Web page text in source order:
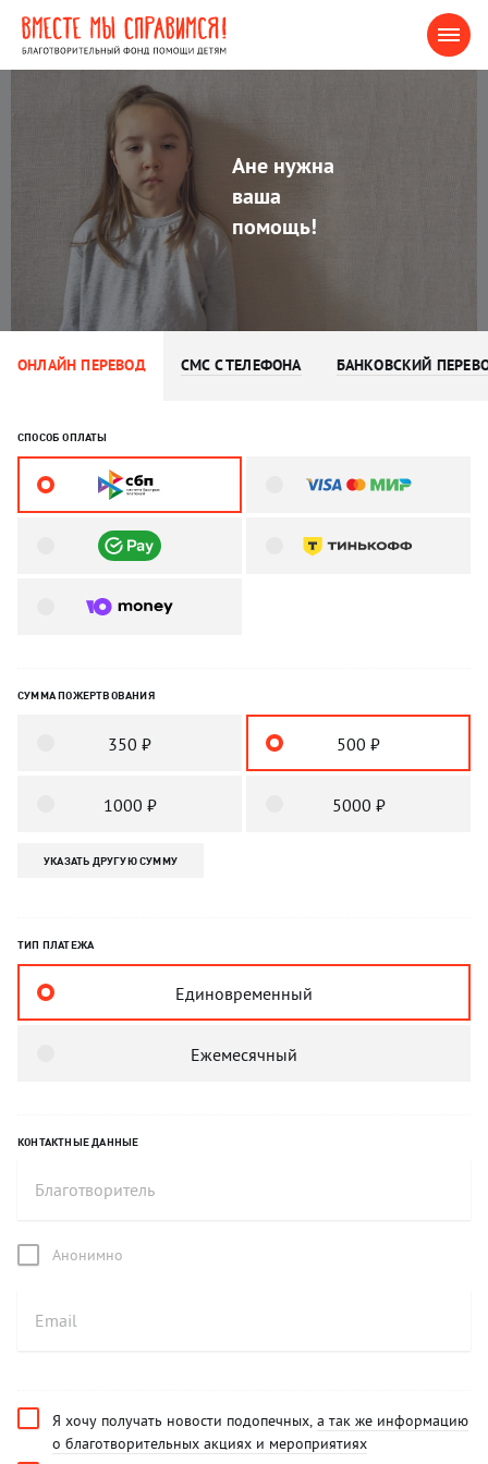
Ане нужна
ваша
помощь!
ОНЛАЙН ПЕРЕВОД СМС С ТЕЛЕФОНА БАНКОВСКИЙ
СПОСОБ ОПЛАТЫ
СУММА ПОЖЕРТВОВАНИЯ
350 ₽ 500 ₽
1000 ₽ 5000 ₽
УКАЗАТЬ ДРУГУЮ СУММУ
ТИП ПЛАТЕЖА
Единовременный
Ежемесячный
КОНТАКТНЫЕ ДАННЫЕ
Анонимно
Я хочу получать новости подопечных, а так же информацию
о благотворительных акциях и мероприятиях